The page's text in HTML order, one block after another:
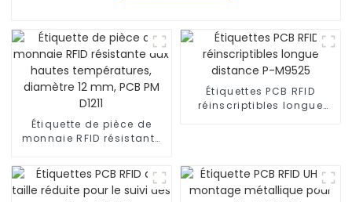
Étiquette de pièce de
monnaie RFID résistante
diamètre 12 mm, PCB PM
D1211
Étiquettes PCB RFID
réinscriptibles longue